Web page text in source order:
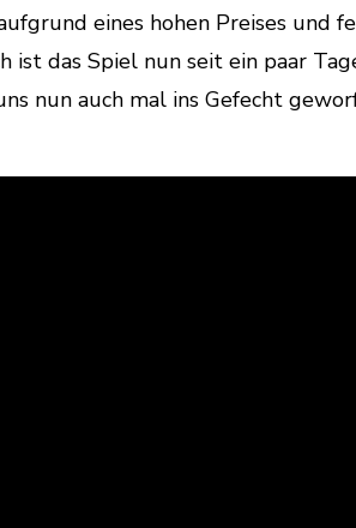
eines hohen Preises und
ist das Spiel nun seit ein paar
nun auch mal ins Gefecht